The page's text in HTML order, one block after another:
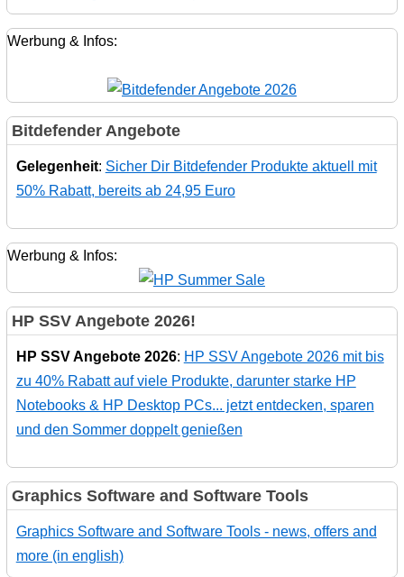
Werbung & Infos:
Bitdefender Angebote
Gelegenheit: Sicher Dir Bitdefender Produkte aktuell mit
50% Rabatt, bereits ab 24,95 Euro
Werbung & Infos:
HP SSV Angebote 2026!
HP SSV Angebote 2026: HP SSV Angebote 2026 mit bis
zu 40% Rabatt auf viele Produkte, darunter starke HP
Notebooks & HP Desktop PCs... jetzt entdecken, sparen
und den Sommer doppelt genießen
Graphics Software and Software Tools
Graphics Software and Software Tools - news, offers and
more (in english)